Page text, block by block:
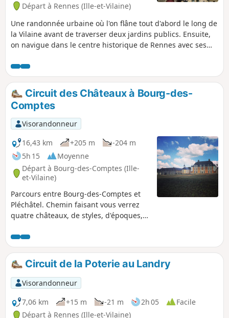
Départ à Rennes (Ille-et-Vilaine)
Une randonnée urbaine où l'on flâne tout d'abord le long de
la Vilaine avant de traverser deux jardins publics. Ensuite,
on navigue dans le centre historique de Rennes avec ses
Saint-Georges, les Portes Mordelaises, l'Opéra, le Parlement
de Bretagne et plusieurs églises, un riche patrimoine est au
rendez-vous.
Circuit des Châteaux à Bourg-des-
Comptes
Visorandonneur
16,43 km
+205 m
-204 m
5h 15
Moyenne
Départ à Bourg-des-Comptes (Ille-
et-Vilaine)
Parcours entre Bourg-des-Comptes et
Pléchâtel. Chemin faisant vous verrez
quatre châteaux, de styles, d'époques,
Lieu", "La Molière", "Le Boschet'', et
"Mont Rive". Le 5è, "Le Hamonay", n'est
quasiment pas visible.
Circuit de la Poterie au Landry
Visorandonneur
7,06 km
+15 m -21 m 2h 05
Facile
Départ à Rennes (Ille-et-Vilaine)